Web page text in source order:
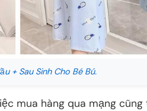
+ Sau Sinh Cho Bé Bú.
mua hàng qua mạng cũng